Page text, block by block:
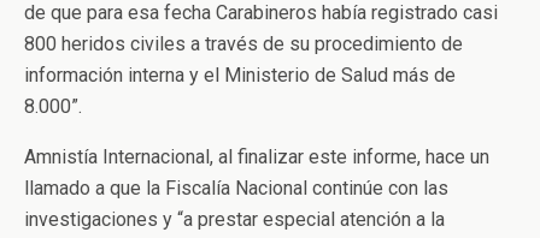
de que para esa fecha Carabineros había registrado casi
800 heridos civiles a través de su procedimiento de
información interna y el Ministerio de Salud más de
8.000”.
Amnistía Internacional, al finalizar este informe, hace un
llamado a que la Fiscalía Nacional continúe con las
investigaciones y “a prestar especial atención a la